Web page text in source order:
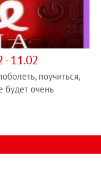
- 11.02
поучиться,
будет очень